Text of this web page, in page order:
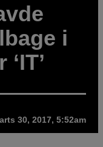
i
30, 2017, 5:52am